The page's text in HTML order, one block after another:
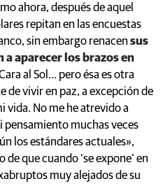
ahora, después de aquel
repitan en las encuestas
sin embargo renacen sus
a aparecer los brazos en
al Sol... pero ésa es otra
de vivir en paz, a excepción de
vida. No me he atrevido a
muchas veces
los estándares actuales»,
que cuando ‘se expone’ en
muy alejados de su